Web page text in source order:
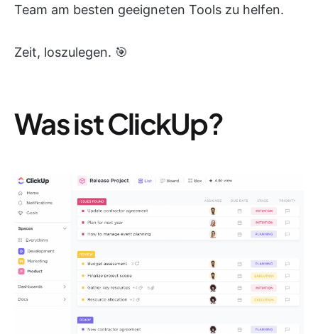
Team am besten geeigneten Tools zu helfen.
Zeit, loszulegen. 🎯
Was ist ClickUp?